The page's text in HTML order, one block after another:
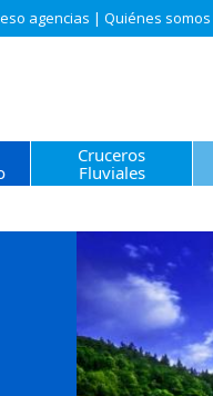
agencias | Quiénes somos
Cruceros
Fluviales